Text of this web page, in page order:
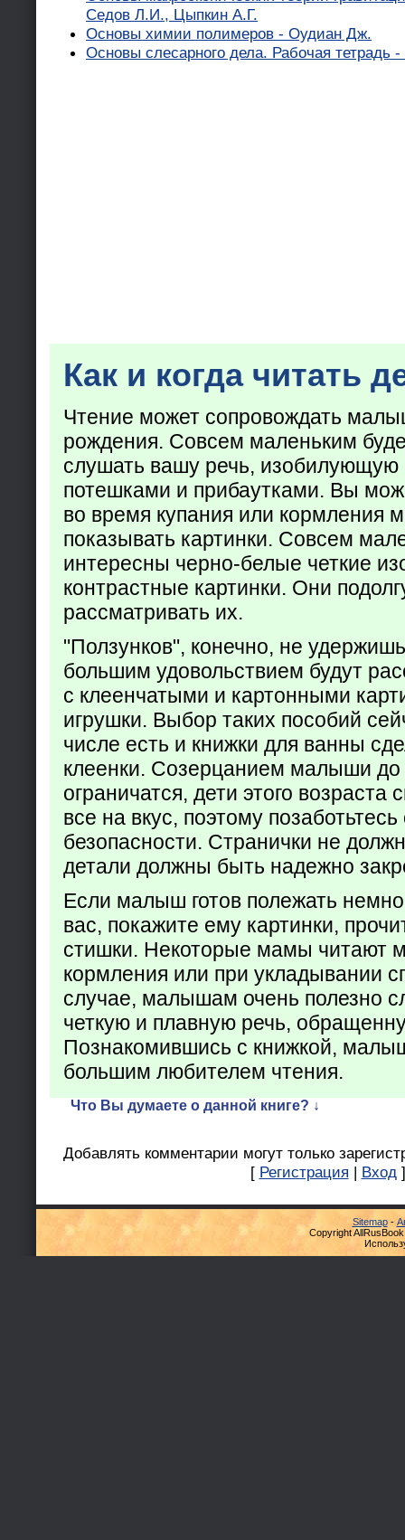
Седов Л.И., Цыпкин А.Г.
Основы химии полимеров - Оудиан Дж.
Основы слесарного дела. Рабочая тетрадь
Как и когда читать
Чтение может сопровождать
рождения. Совсем маленьким
слушать вашу речь,
потешками и прибаутками. Вы
во время купания или кормления
показывать картинки. Совсем
интересны черно-белые четкие
контрастные картинки. Они
рассматривать их.
"Ползунков", конечно, не
большим удовольствием будут
с клеенчатыми и картонными
игрушки. Выбор таких пособий
числе есть и книжки для ванны
клеенки. Созерцанием малыши до
ограничатся, дети этого возраста
все на вкус, поэтому позаботьтесь
безопасности. Странички не
детали должны быть надежно
Если малыш готов полежать
вас, покажите ему картинки,
стишки. Некоторые мамы читают
кормления или при укладывании
случае, малышам очень полезно
четкую и плавную речь,
Познакомившись с книжкой,
большим любителем чтения.
Что Вы думаете о данной книге? ↓
Добавлять комментарии могут только
[ Регистрация | Вход ]
Sitemap-
Copyright